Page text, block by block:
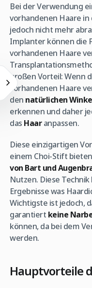
Bei der Verwendung
vorhandenen Haare
jedoch nicht mehr
Implanter können die
vorhandenen Haare
großen Vorteil: Wenn
vorhandenen Haare
den natürlichen
erkennen und daher
das Haaranpassen.
Diese einzigartigen
einem Choi-Stift
von Bart und
Nutzen. Diese
Ergebnisse was
Wichtigste ist jedoch,
garantiert keine
können, da bei dem
werden.
Hauptvorteile